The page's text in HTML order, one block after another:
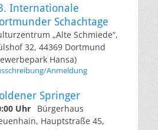
Internationale
Schachtage
„Alte Schmiede“,
32, 44369 Dortmund
Hansa)
Anmeldung
Springer
Uhr
Bürgerhaus
Hauptstraße 45,